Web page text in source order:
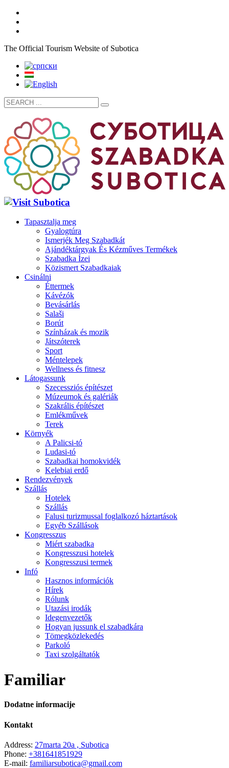
The Official Tourism Website of Subotica
Tapasztalja meg
Gyalogtúra
Ismerjék Meg Szabadkát
Ajándéktárgyak És Kézműves Termékek
Szabadka Ízei
Közismert Szabadkaiak
Csinálni
Éttermek
Kávézók
Bevásárlás
Salaši
Borút
Színházak és mozik
Játszóterek
Sport
Méntelepek
Wellness és fitnesz
Látogassunk
Szecessziós építészet
Múzeumok és galériák
Szakrális építészet
Emlékművek
Terek
Környék
A Palicsi-tó
Ludasi-tó
Szabadkai homokvidék
Kelebiai erdő
Rendezvények
Szállás
Hotelek
Szállás
Falusi turizmussal foglalkozó háztartások
Egyéb Szállások
Kongresszus
Miért szabadka
Kongresszusi hotelek
Kongresszusi termek
Infó
Hasznos információk
Hírek
Rólunk
Utazási irodák
Idegenvezetők
Hogyan jussunk el szabadkára
Tömegközlekedés
Parkoló
Taxi szolgáltatók
Familiar
Dodatne informacije
Kontakt
Address: 27marta 20a , Subotica
Phone: +381641851929
E-mail: familiarsubotica@gmail.com